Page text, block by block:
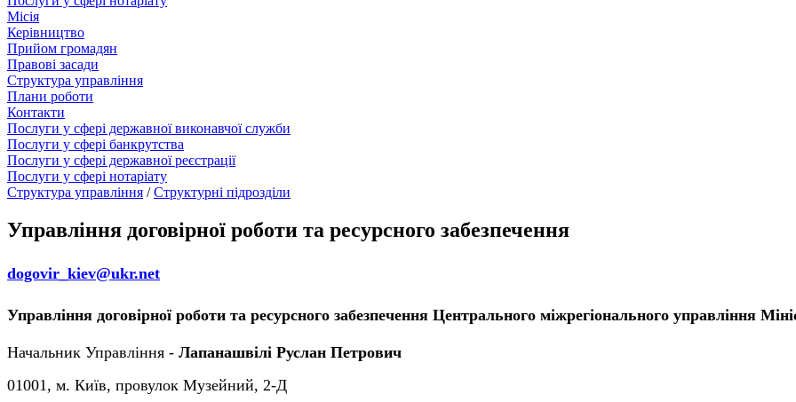
Місія
Керівництво
Прийом громадян
Правові засади
Структура управління
Плани роботи
Контакти
Послуги у сфері державної виконавчої служби
Послуги у сфері банкрутства
Послуги у сфері державної реєстрації
Послуги у сфері нотаріату
Структура управління /Структурні підрозділи
Управління договірної роботи та ресурсного забезпечення
dogovir_kiev@ukr.net
Управління договірної роботи та ресурсного забезпечення Центрального міжрегіонального управління
Начальник Управління - Лапанашвілі Руслан Петрович
01001, м. Київ, провулок Музейний, 2-Д